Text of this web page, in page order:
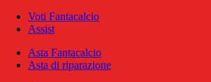
Voti Fantacalcio
Assist
Asta Fantacalcio
Asta di riparazione